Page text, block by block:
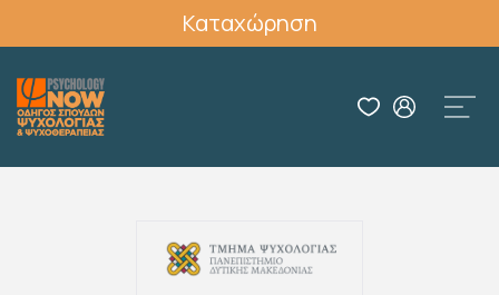
Καταχώρηση